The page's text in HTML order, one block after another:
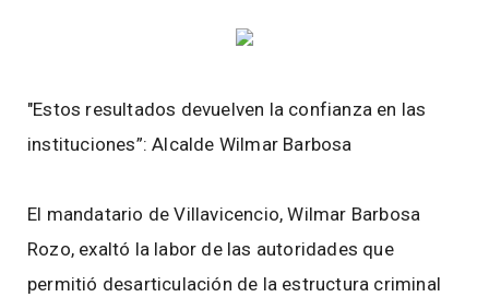
"Estos resultados devuelven la confianza en las
instituciones”: Alcalde Wilmar Barbosa
El mandatario de Villavicencio, Wilmar Barbosa
Rozo, exaltó la labor de las autoridades que
permitió desarticulación de la estructura criminal